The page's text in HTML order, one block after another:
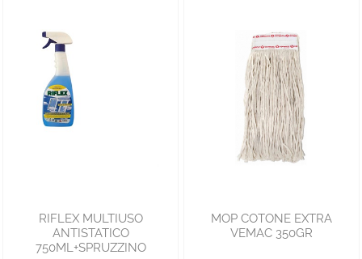
RIFLEX MULTIUSO
ANTISTATICO
750ML+SPRUZZINO
MOP COTONE EXTRA
VEMAC 350GR